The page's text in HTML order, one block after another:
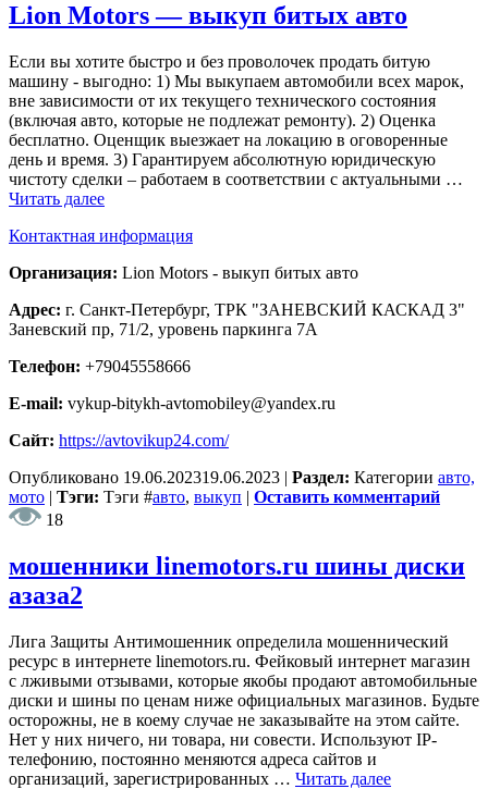
Lion Motors — выкуп битых авто
Если вы хотите быстро и без проволочек продать битую
машину - выгодно: 1) Мы выкупаем автомобили всех марок,
вне зависимости от их текущего технического состояния
(включая авто, которые не подлежат ремонту). 2) Оценка
бесплатно. Оценщик выезжает на локацию в оговоренные
день и время. 3) Гарантируем абсолютную юридическую
чистоту сделки – работаем в соответствии с актуальными …
Читать далее
Контактная информация
Организация: Lion Motors - выкуп битых авто
Адрес: г. Санкт-Петербург, ТРК "ЗАНЕВСКИЙ КАСКАД 3"
Заневский пр, 71/2, уровень паркинга 7А
Телефон: +79045558666
E-mail: vykup-bitykh-avtomobiley@yandex.ru
Сайт: https://avtovikup24.com/
Опубликовано 19.06.202319.06.2023 | Раздел: Категории авто,
мото | Тэги: Тэги #авто, выкуп | Оставить комментарий
18
мошенники linemotors.ru шины диски
азаза2
Лига Защиты Антимошенник определила мошеннический
ресурс в интернете linemotors.ru. Фейковый интернет магазин
с лживыми отзывами, которые якобы продают автомобильные
диски и шины по ценам ниже официальных магазинов. Будьте
осторожны, не в коему случае не заказывайте на этом сайте.
Нет у них ничего, ни товара, ни совести. Используют IP-
телефонию, постоянно меняются адреса сайтов и
организаций, зарегистрированных … Читать далее